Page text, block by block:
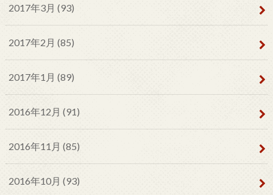
2017年3月 (93)
2017年2月 (85)
2017年1月 (89)
2016年12月 (91)
2016年11月 (85)
2016年10月 (93)